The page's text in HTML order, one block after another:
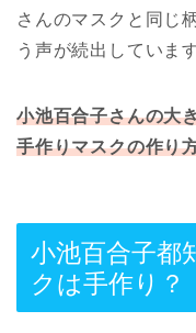
さんのマスクと同じ
う声が続出しています
小池百合子さんの大
手作りマスクの作り
小池百合子都
クは手作り？